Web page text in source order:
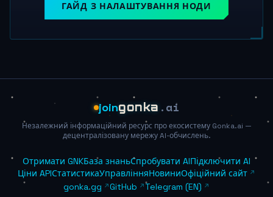
ГАЙД З НАЛАШТУВАННЯ НОДИ
joingonka .ai
Незалежний інформаційний ресурс про екосистему Gonka.ai —
децентралізовану мережу AI-обчислень.
Отримати GNKБаза знаньСпробувати AIПідключити AI
Ціни APIСтатистикаУправлінняНовиниОфіційний сайт
gonka.gg
GitHub Telegram (EN)